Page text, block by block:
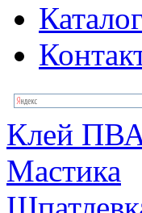
Каталог
Клей
Мастика